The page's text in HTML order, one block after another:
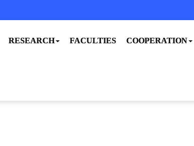
RESEARCH FACULTIES COOPERATION